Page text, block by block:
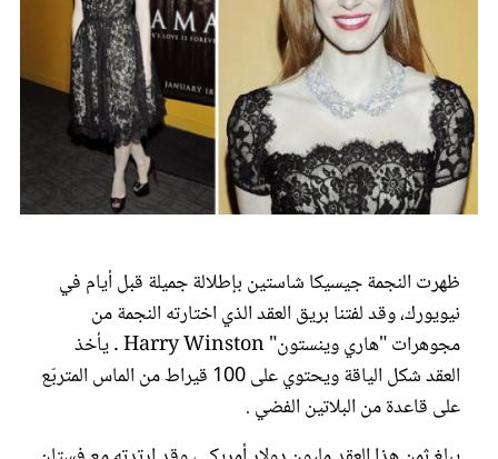
ظهرت النجمة جيسيكا شاستين بإطلالة جميلة قبل أيام في
نيويورك، وقد لفتنا بريق العقد الذي اختارته النجمة من
مجوهرات "هاري وينستون" Harry Winston . يأخذ
العقد شكل الياقة ويحتوي على 100 قيراط من الماس المتربّع
على قاعدة من البلاتين الفضي .
مطبخ سيدتي
مقالات الرأي
ستايل
تقارير
عروس سيدتي